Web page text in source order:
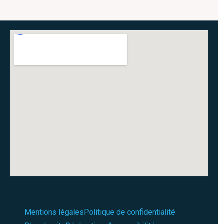
Mentions légalesPolitique de confidentialité